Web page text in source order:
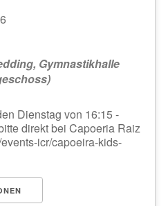
Gymnastikhalle
Dienstag von 16:15 -
direkt bei Capoeria Raiz
icr/capoeira-kids-